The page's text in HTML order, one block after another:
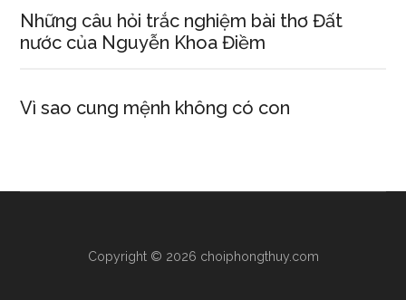
Những câu hỏi trắc nghiệm bài thơ Đất
nước của Nguyễn Khoa Điềm
Vì sao cung mệnh không có con
Copyright © 2026 choiphongthuy.com